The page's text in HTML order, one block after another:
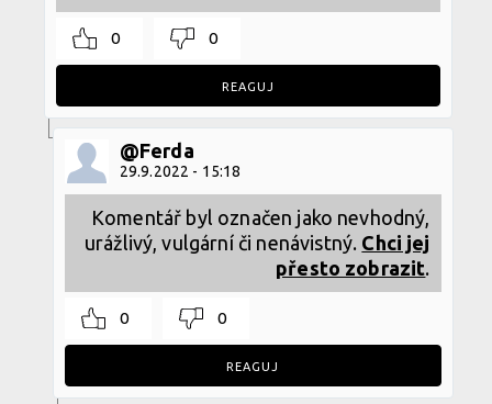
0 0
REAGUJ
@Ferda
29.9.2022 - 15:18
Komentář byl označen jako nevhodný,
urážlivý, vulgární či nenávistný. Chci jej
přesto zobrazit.
0 0
REAGUJ